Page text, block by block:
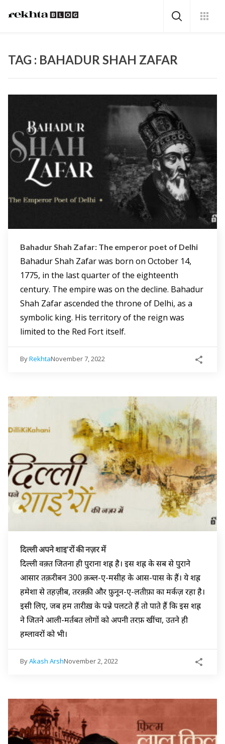
TAG : BAHADUR SHAH ZAFAR
Bahadur Shah Zafar: The emperor poet of Delhi
Bahadur Shah Zafar was born on October 14,
1775, in the last quarter of the eighteenth
century. The empire was on the decline. Bahadur
Shah Zafar ascended the throne of Delhi, as a
symbolic king. His territory of the reign was
limited to the Red Fort itself.
ByRekhtaNovember 7, 2022
दिल्ली अपने शाइ’रों की नज़र में
दिल्ली वक़्त जितना ही पुराना शह्र है। इस शह्र के सब से पुराने
आसार तक़रीबन 300 क़ब्ल-ए-मसीह के आस-पास के हैं। ये शह्र
हमेशा से तहज़ीब, तरक़्क़ी और फ़ुनून-ए-लतीफ़ा का मर्कज़ रहा है।
इसी लिए, जब हम तारीख़ के पन्ने पलटते हैं तो पाते हैं कि इस शह्र
ने जितने आली-मर्तबत लोगों को अपनी तरफ़ खींचा, उतने ही
हम्लावरों को भी।
ByAkash ArshNovember 2, 2022